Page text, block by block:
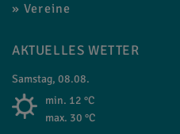
Vereine
AKTUELLES WETTER
Samstag, 08.08.
min. 12 °C
max. 30 °C